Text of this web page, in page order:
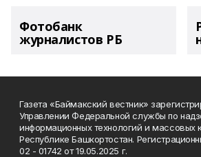
Фотобанк
журналистов РБ
Газета «Баймакский вестник»
Управлении Федеральной службы по
информационных технологий и массовых
Республике Башкортостан.
02 - 01742 от 19.05.2025 г.